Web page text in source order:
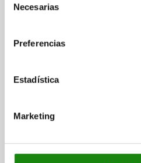
Necesarias
Preferencias
Estadística
Marketing
más gastos de envío
21333-95